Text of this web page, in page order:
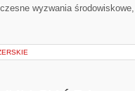
wyzwania